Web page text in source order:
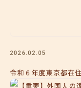
2026.02.05
令和６年度東京都在